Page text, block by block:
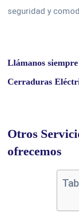
seguridad y
Llámanos
Cerraduras
Otros
ofrecemos